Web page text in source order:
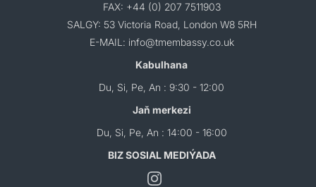
FAX: +44 (0) 207 7511903
SALGY: 53 Victoria Road, London W8 5RH
E-MAIL: info@tmembassy.co.uk
Kabulhana
Du, Si, Pe, An : 9:30 - 12:00
Jaň merkezi
Du, Si, Pe, An : 14:00 - 16:00
BIZ SOSIAL MEDIÝADA